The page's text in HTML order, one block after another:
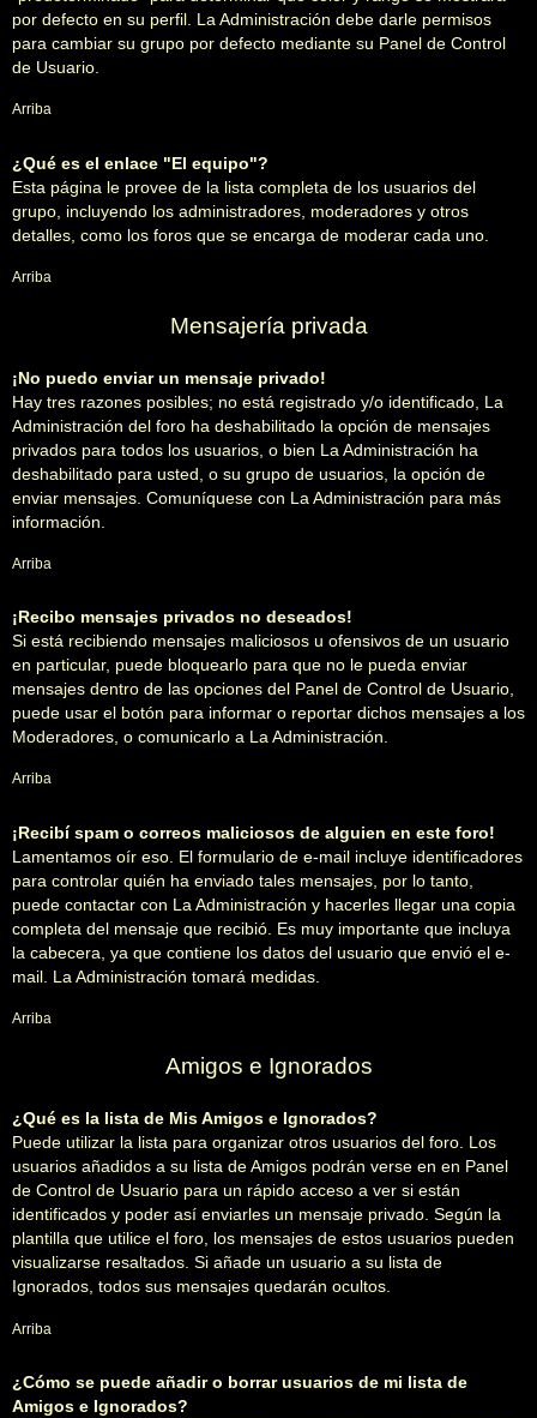
por defecto en su perfil. La Administración debe darle permisos
para cambiar su grupo por defecto mediante su Panel de Control
de Usuario.
Arriba
¿Qué es el enlace "El equipo"?
Esta página le provee de la lista completa de los usuarios del
grupo, incluyendo los administradores, moderadores y otros
detalles, como los foros que se encarga de moderar cada uno.
Arriba
Mensajería privada
¡No puedo enviar un mensaje privado!
Hay tres razones posibles; no está registrado y/o identificado, La
Administración del foro ha deshabilitado la opción de mensajes
privados para todos los usuarios, o bien La Administración ha
deshabilitado para usted, o su grupo de usuarios, la opción de
enviar mensajes. Comuníquese con La Administración para más
información.
Arriba
¡Recibo mensajes privados no deseados!
Si está recibiendo mensajes maliciosos u ofensivos de un usuario
en particular, puede bloquearlo para que no le pueda enviar
mensajes dentro de las opciones del Panel de Control de Usuario,
puede usar el botón para informar o reportar dichos mensajes a los
Moderadores, o comunicarlo a La Administración.
Arriba
¡Recibí spam o correos maliciosos de alguien en este foro!
Lamentamos oír eso. El formulario de e-mail incluye identificadores
para controlar quién ha enviado tales mensajes, por lo tanto,
puede contactar con La Administración y hacerles llegar una copia
completa del mensaje que recibió. Es muy importante que incluya
la cabecera, ya que contiene los datos del usuario que envió el e-
mail. La Administración tomará medidas.
Arriba
Amigos e Ignorados
¿Qué es la lista de Mis Amigos e Ignorados?
Puede utilizar la lista para organizar otros usuarios del foro. Los
usuarios añadidos a su lista de Amigos podrán verse en en Panel
de Control de Usuario para un rápido acceso a ver si están
identificados y poder así enviarles un mensaje privado. Según la
plantilla que utilice el foro, los mensajes de estos usuarios pueden
visualizarse resaltados. Si añade un usuario a su lista de
Ignorados, todos sus mensajes quedarán ocultos.
Arriba
¿Cómo se puede añadir o borrar usuarios de mi lista de
Amigos e Ignorados?